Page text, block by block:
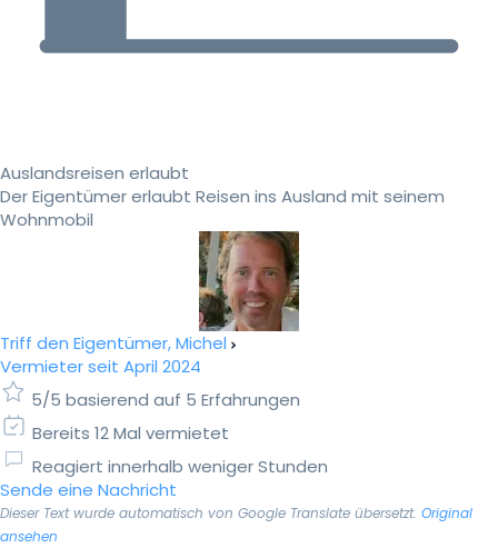
Auslandsreisen erlaubt
Der Eigentümer erlaubt Reisen ins Ausland mit seinem
Wohnmobil
Triff den Eigentümer, Michel
Vermieter seit April 2024
5/5 basierend auf 5 Erfahrungen
Bereits 12 Mal vermietet
Reagiert innerhalb weniger Stunden
Sende eine Nachricht
Dieser Text wurde automatisch von Google Translate übersetzt. Original
ansehen